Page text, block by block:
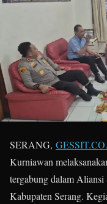
SERANG,
Kurniawan
tergabung dalam
Kabupaten Serang.